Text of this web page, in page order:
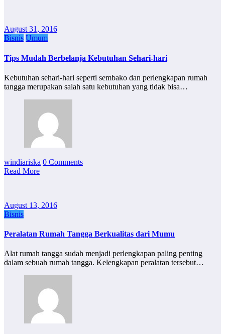
August 31, 2016
Bisnis Umum
Tips Mudah Berbelanja Kebutuhan Sehari-hari
Kebutuhan sehari-hari seperti sembako dan perlengkapan rumah
tangga merupakan salah satu kebutuhan yang tidak bisa…
windiariska 0 Comments
Read More
August 13, 2016
Bisnis
Peralatan Rumah Tangga Berkualitas dari Mumu
Alat rumah tangga sudah menjadi perlengkapan paling penting
dalam sebuah rumah tangga. Kelengkapan peralatan tersebut…